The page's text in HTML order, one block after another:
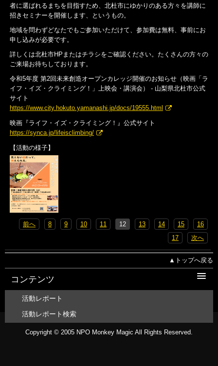
者に選ばれるまちを目指すため、北杜市にゆかりのある方々を講師に
招きセミナーを開催します、というもの。
地域を問わずどなたでもご参加いただけて、参加費は無料、事前にお
申し込みが必要です。
詳しくは北杜市HPまたはチラシをご確認ください。たくさんの方々の
ご来場お待ちしております。
令和5年度 第2回未来創造オープンカレッジ開催のお知らせ（映画「ラ
イフ・イズ・クライミング！」上映会・講演会） - 山梨県北杜市公式
サイト
https://www.city.hokuto.yamanashi.jp/docs/19555.html
映画『ライフ・イズ・クライミング！』公式サイト
https://synca.jp/lifeisclimbing/
【活動の様子】
前へ 8 9 10 11 12 13 14 15
16
17
次へ
▲トップへ戻る
コンテンツ
活動レポート
活動レポート検索
Copyright © 2005 NPO Monkey Magic All Rights Reserved.